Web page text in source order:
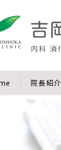
内科 消
院長紹介